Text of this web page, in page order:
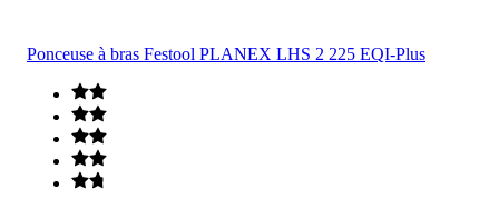
Ponceuse à bras Festool PLANEX LHS 2 225 EQI-Plus